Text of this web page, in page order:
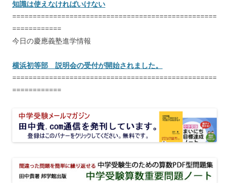
知識は使えなければいけない
==================================================
============
今日の慶應義塾進学情報
横浜初等部 説明会の受付が開始されました。
==================================================
============